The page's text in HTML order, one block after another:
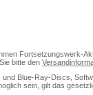
Fortsetzungswerk-
bitte den
Blue-Ray-Discs,
sein, gilt das